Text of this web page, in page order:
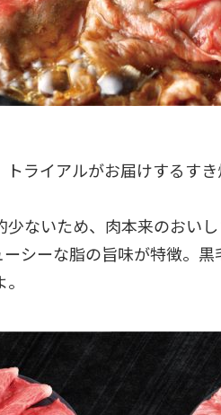
ライアルがお届けするす
ないため、肉本来のおい
シーな脂の旨味が特徴。